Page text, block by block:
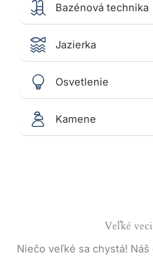
Bazénová technika
Jazierka
Osvetlenie
Kamene
Veľké veci
Niečo veľké sa chystá!